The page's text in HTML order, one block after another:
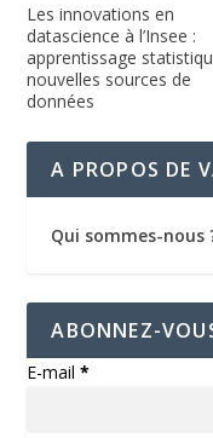
Les innovations en
datascience à l’Insee :
apprentissage
nouvelles sources de
données
A PROPOS DE
Qui sommes-nous
ABONNEZ-
E-mail*